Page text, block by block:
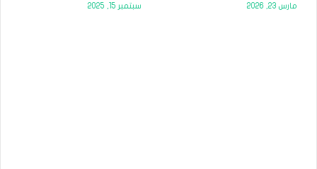
مارس 23, 2026 سبتمبر 15, 2025